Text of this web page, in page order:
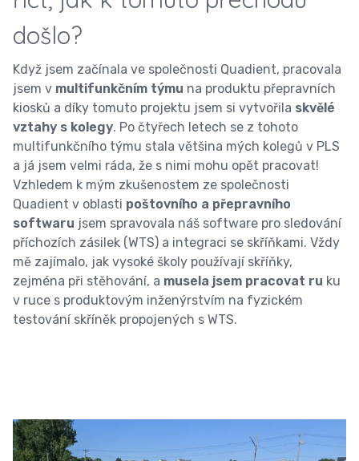
došlo?
Když jsem začínala ve společnosti Quadient, pracovala
jsem v multifunkčním týmu na produktu přepravních
kiosků a díky tomuto projektu jsem si vytvořila skvělé
vztahy s kolegy. Po čtyřech letech se z tohoto
multifunkčního týmu stala většina mých kolegů v PLS
a já jsem velmi ráda, že s nimi mohu opět pracovat!
Vzhledem k mým zkušenostem ze společnosti
Quadient v oblasti poštovního a přepravního
softwaru jsem spravovala náš software pro sledování
příchozích zásilek (WTS) a integraci se skříňkami. Vždy
mě zajímalo, jak vysoké školy používají skříňky,
zejména při stěhování, a musela jsem pracovat ru ku
v ruce s produktovým inženýrstvím na fyzickém
testování skříněk propojených s WTS.